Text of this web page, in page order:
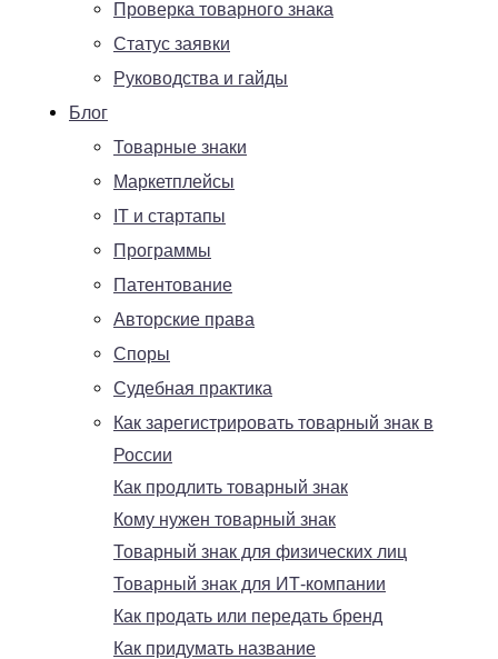
Проверка товарного знака
Статус заявки
Руководства и гайды
Блог
Товарные знаки
Маркетплейсы
IT и стартапы
Программы
Патентование
Авторские права
Споры
Судебная практика
Как зарегистрировать товарный знак в
России
Как продлить товарный знак
Кому нужен товарный знак
Товарный знак для физических лиц
Товарный знак для ИТ-компании
Как продать или передать бренд
Как придумать название